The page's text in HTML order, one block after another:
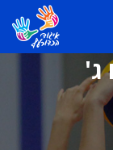
ג'